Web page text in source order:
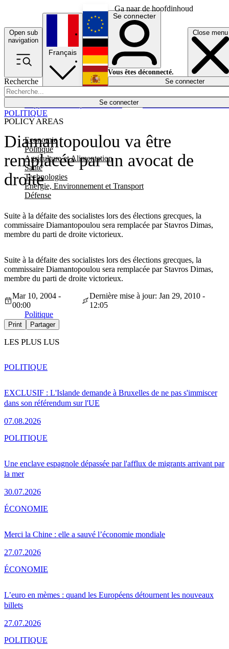
Ga naar de hoofdinhoud
Open sub
navigation
Close menu
Recherche
Se connecter
POLICY AREAS
Economie
Politique
Agriculture et Alimentation
Santé
Technologies
Energie, Environnement et Transport
Défense
Économie
Français
English
Deutsch
Español
Se connecter
Vous êtes déconnecté.
Se connecter
Diamantopoulou va être
remplacée par un avocat de
droite
Suite à la défaite des socialistes lors des élections grecques, la
commissaire Diamantopoulou sera remplacée par Stavros Dimas,
membre du parti de droite victorieux.
POLITIQUE
Suite à la défaite des socialistes lors des élections grecques, la
commissaire Diamantopoulou sera remplacée par Stavros Dimas,
membre du parti de droite victorieux.
Mar 10, 2004 -
00:00
Dernière mise à jour: Jan 29, 2010 -
12:05
Politique
Print Partager
LES PLUS LUS
EXCLUSIF : L'Islande demande à Bruxelles de ne pas s'immiscer
dans son référendum sur l'UE
07.08.2026
POLITIQUE
Une enclave espagnole dépassée par l'afflux de migrants arrivant par
la mer
30.07.2026
POLITIQUE
Merci la Chine : elle a sauvé l’économie mondiale
27.07.2026
ÉCONOMIE
L’euro en mèmes : quand les Européens détournent les nouveaux
billets
27.07.2026
ÉCONOMIE
POLITIQUE